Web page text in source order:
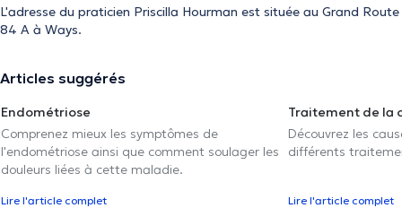
L'adresse du praticien Priscilla Hourman est située au Grand Route
84 A à Ways.
Articles suggérés
Endométriose
Comprenez mieux les symptômes de
l'endométriose ainsi que comment soulager les
douleurs liées à cette maladie.
Lire l'article complet
Traitement de la
Découvrez les
différents
Lire l'article complet